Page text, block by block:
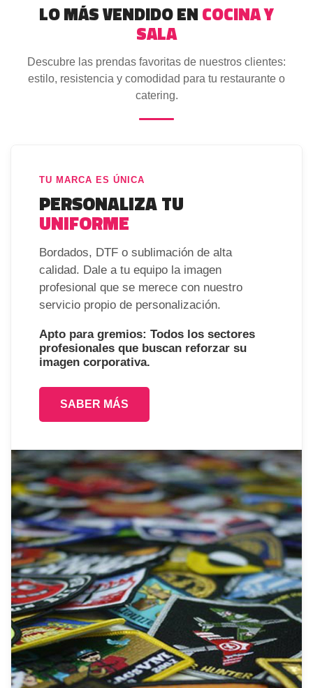
LO MÁS VENDIDO ENCOCINA Y
SALA
Descubre las prendas favoritas de nuestros clientes:
estilo, resistencia y comodidad para tu restaurante o
catering.
TU MARCA ES ÚNICA
PERSONALIZA TU
UNIFORME
Bordados, DTF o sublimación de alta
calidad. Dale a tu equipo la imagen
profesional que se merece con nuestro
servicio propio de personalización.
Apto para gremios: Todos los sectores
profesionales que buscan reforzar su
imagen corporativa.
SABER MÁS